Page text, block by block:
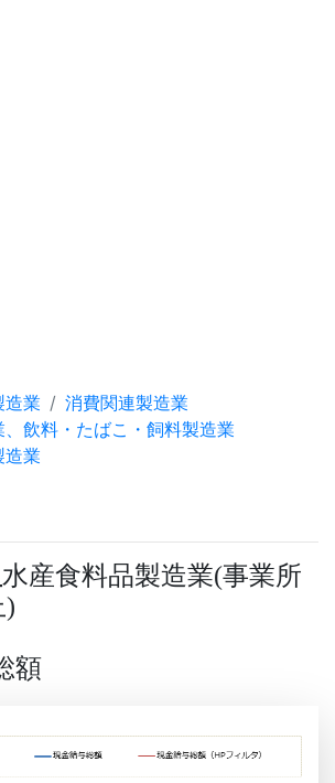
造業
消費関連製造業
飲料・たばこ・飼料製造業
造業
産食料品製造業(事業所
)
額